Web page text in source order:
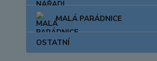
MALÁ PARÁDNICE
OSTATNÍ